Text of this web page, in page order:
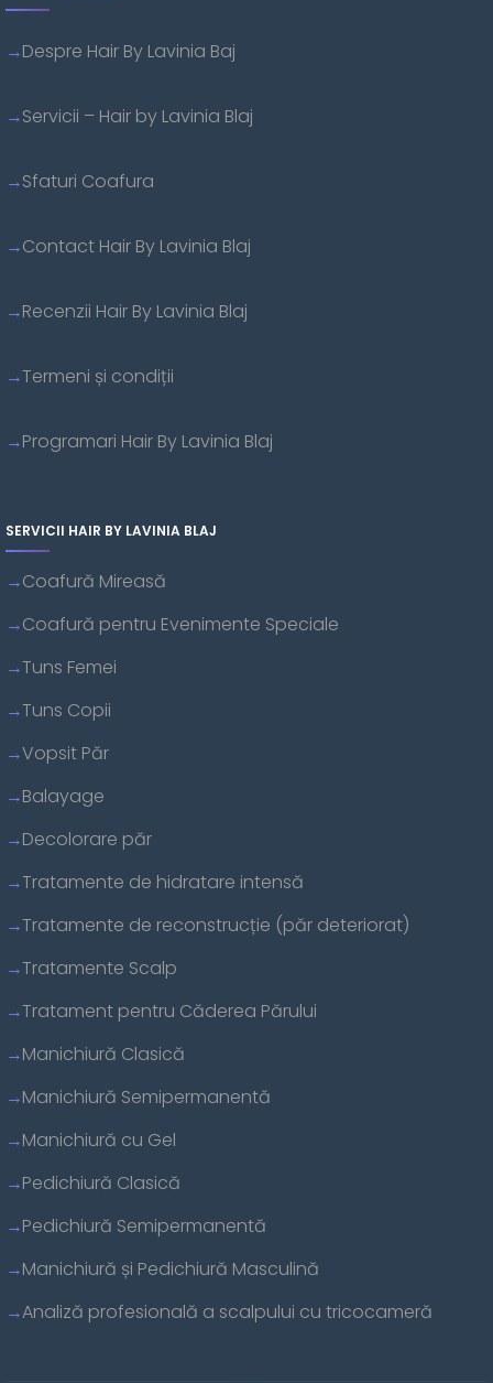
Despre Hair By Lavinia Baj
Servicii – Hair by Lavinia Blaj
Sfaturi Coafura
Contact Hair By Lavinia Blaj
Recenzii Hair By Lavinia Blaj
Termeni și condiții
Programari Hair By Lavinia Blaj
SERVICII HAIR BY LAVINIA BLAJ
Coafură Mireasă
Coafură pentru Evenimente Speciale
Tuns Femei
Tuns Copii
Vopsit Păr
Balayage
Decolorare păr
Tratamente de hidratare intensă
Tratamente de reconstrucție (păr deteriorat)
Tratamente Scalp
Tratament pentru Căderea Părului
Manichiură Clasică
Manichiură Semipermanentă
Manichiură cu Gel
Pedichiură Clasică
Pedichiură Semipermanentă
Manichiură și Pedichiură Masculină
Analiză profesională a scalpului cu tricocameră